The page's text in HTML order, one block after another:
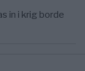
in i krig borde